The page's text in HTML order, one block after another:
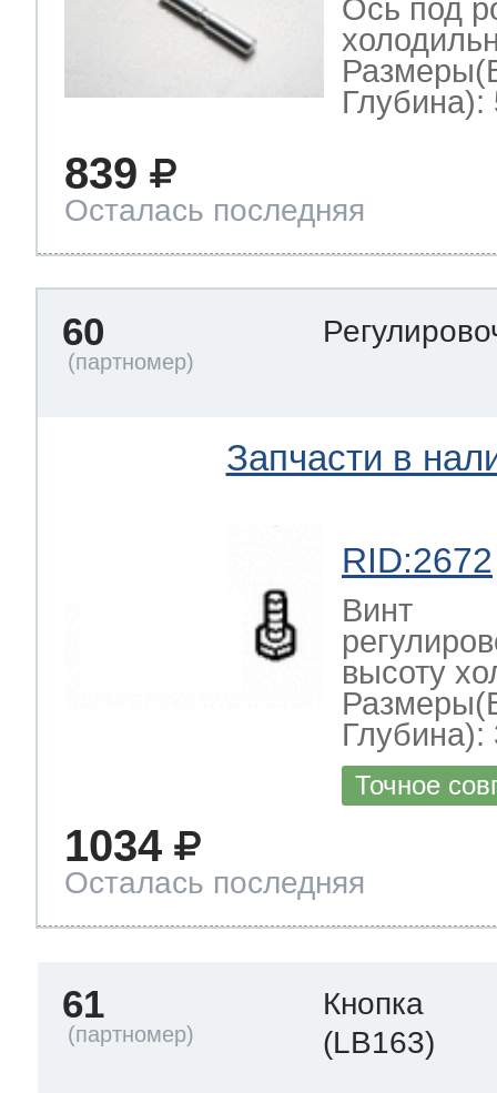
Ось под
Глубина):
839
Осталась последняя
60
Запчасти в
RID:2672
Винт
высоту
Глубина):
Точное
1034
Осталась последняя
61
Кнопка
(LB163)